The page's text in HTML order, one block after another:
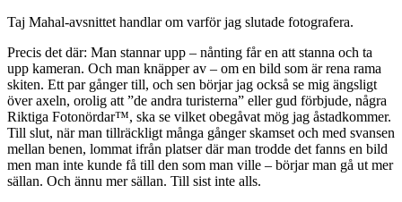
Taj Mahal-avsnittet handlar om varför jag slutade fotografera.
Precis det där: Man stannar upp – nånting får en att stanna och ta
upp kameran. Och man knäpper av – om en bild som är rena rama
skiten. Ett par gånger till, och sen börjar jag också se mig ängsligt
över axeln, orolig att ”de andra turisterna” eller gud förbjude, några
Riktiga Fotonördar™, ska se vilket obegåvat mög jag åstadkommer.
Till slut, när man tillräckligt många gånger skamset och med svansen
mellan benen, lommat ifrån platser där man trodde det fanns en bild
men man inte kunde få till den som man ville – börjar man gå ut mer
sällan. Och ännu mer sällan. Till sist inte alls.